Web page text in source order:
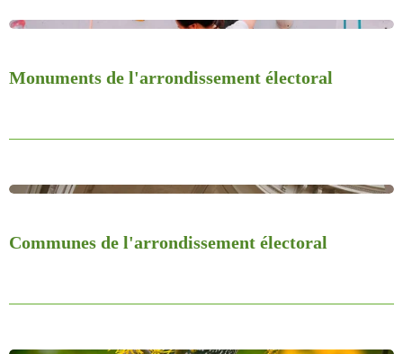
Monuments de l'arrondissement électoral
Communes de l'arrondissement électoral